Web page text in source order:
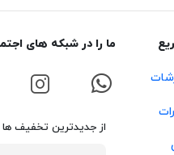
ما را در شبکه های
از جدیدترین تخفیف ها